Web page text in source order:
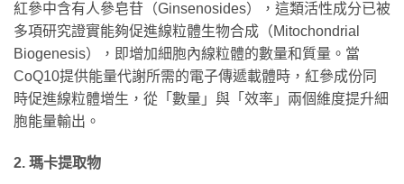
紅參中含有人參皂苷（Ginsenosides），這類活性成分已被
多項研究證實能夠促進線粒體生物合成（Mitochondrial
Biogenesis），即增加細胞內線粒體的數量和質量。當
CoQ10提供能量代謝所需的電子傳遞載體時，紅參成份同
時促進線粒體增生，從「數量」與「效率」兩個維度提升細
胞能量輸出。
2. 瑪卡提取物